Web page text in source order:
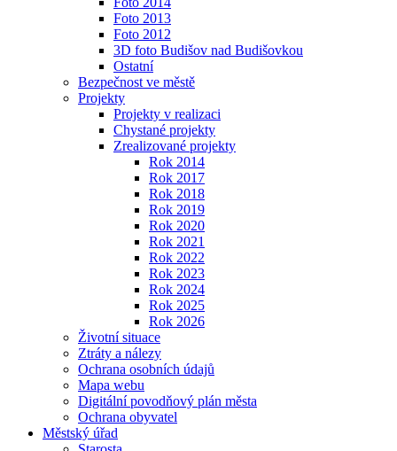
Foto 2013
Foto 2012
3D foto Budišov nad Budišovkou
Ostatní
Bezpečnost ve městě
Projekty
Projekty v realizaci
Chystané projekty
Zrealizované projekty
Rok 2014
Rok 2017
Rok 2018
Rok 2019
Rok 2020
Rok 2021
Rok 2022
Rok 2023
Rok 2024
Rok 2025
Rok 2026
Životní situace
Ztráty a nálezy
Ochrana osobních údajů
Mapa webu
Digitální povodňový plán města
Ochrana obyvatel
Městský úřad